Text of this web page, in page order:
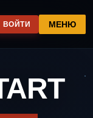
ВОЙТИ МЕНЮ